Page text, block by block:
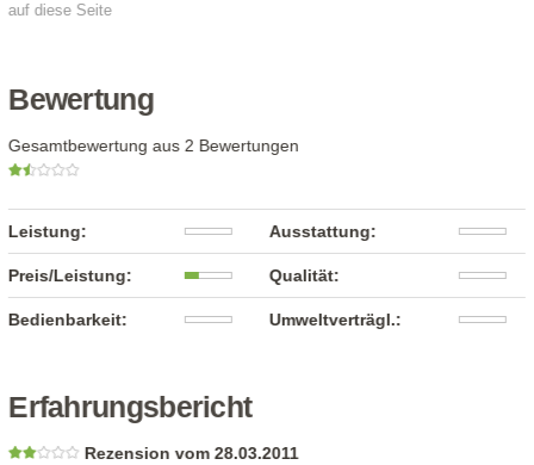
auf diese Seite
Bewertung
Gesamtbewertung aus 2 Bewertungen
Leistung: Ausstattung:
Preis/Leistung: Qualität:
Bedienbarkeit: Umweltverträgl.:
Erfahrungsbericht
Rezension vom 28.03.2011